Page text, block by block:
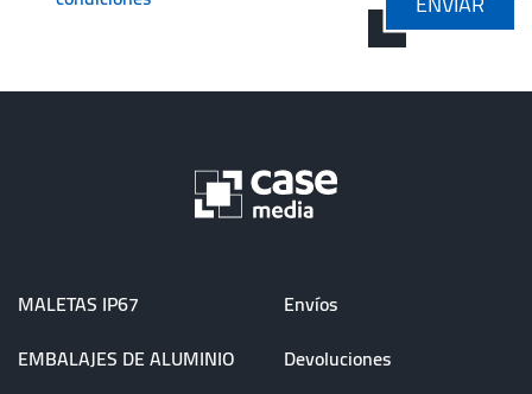
MALETAS IP67
EMBALAJES DE ALUMINIO
Envíos
Devoluciones